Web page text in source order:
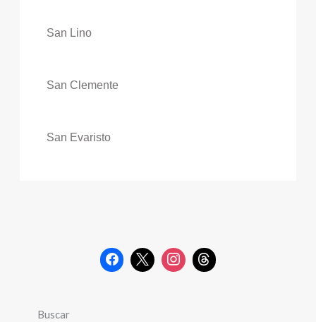
San Lino
San Clemente
San Evaristo
Buscar